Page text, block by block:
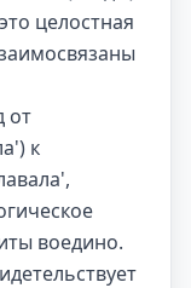
целостная
от
к
воедино.